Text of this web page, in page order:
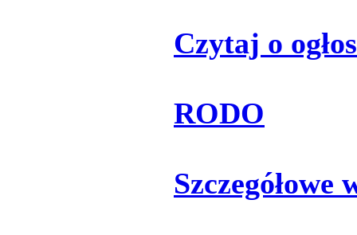
Czytaj o
RODO